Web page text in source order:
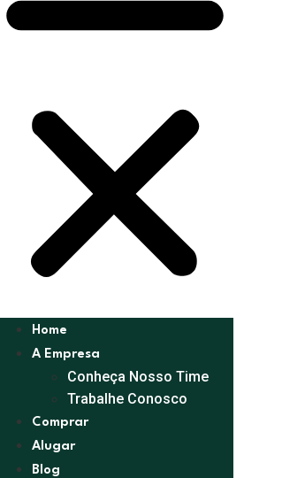
Home
A Empresa
Conheça Nosso Time
Trabalhe Conosco
Comprar
Alugar
Blog